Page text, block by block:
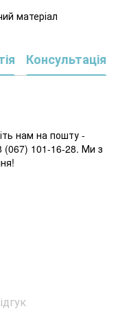
матеріал
Консультація
нам на пошту -
(067) 101-16-28. Ми з